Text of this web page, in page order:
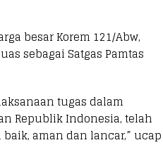
besar Korem 121/Abw,
sebagai Satgas Pamtas
tugas dalam
Republik Indonesia, telah
aman dan lancar,” ucap